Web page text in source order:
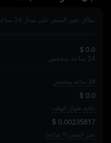
نطاق تغير السعر على مدار 24 ساعة:
$ 0.0
24 ساعة منخفض
24 ساعة منخفض
$ 0.0
عالية طوال الوقت
$ 0.00235817
تغير السعر (1 ساعة)